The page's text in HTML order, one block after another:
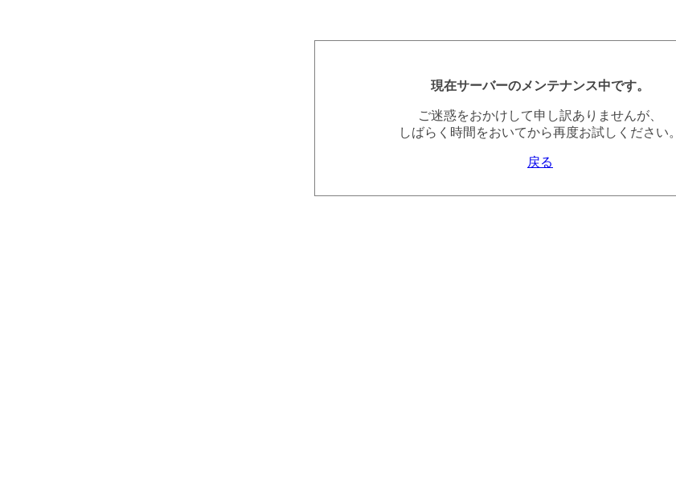
現在サーバーのメンテナンス中です。
ご迷惑をおかけして申し訳ありませんが、
しばらく時間をおいてから再度お試しください。
戻る